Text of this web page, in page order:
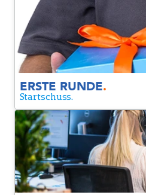
ERSTE RUNDE.
Startschuss.
Wir sprechen weiter
Fragen und finden so
deine
Mit einer Case Study bekommst
die Position und zeigst uns